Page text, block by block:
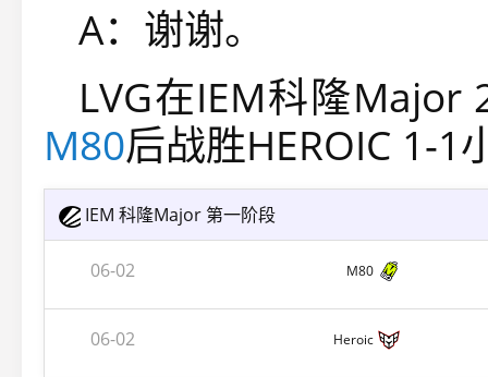
A：谢谢。
LVG在IEM科隆Major
M80后战胜HEROIC 1-1
IEM 科隆Major 第一阶段
06-02 M80
06-02 Heroic